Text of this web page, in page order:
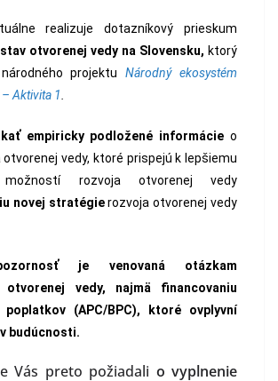
realizuje dotazníkový prieskum
stav otvorenej vedy na Slovensku, ktorý
projektuNárodný ekosystém
Aktivita 1
empiricky podložené informácie o
otvorenej vedy, ktoré prispejú k lepšiemu
možností rozvoja otvorenej vedy
novej stratégierozvoja otvorenej vedy
je venovaná otázkam
otvorenej vedy, najmä financovaniu
poplatkov (APC/BPC), ktoré ovplyvní
budúcnosti.
Vás preto požiadali o vyplnenie